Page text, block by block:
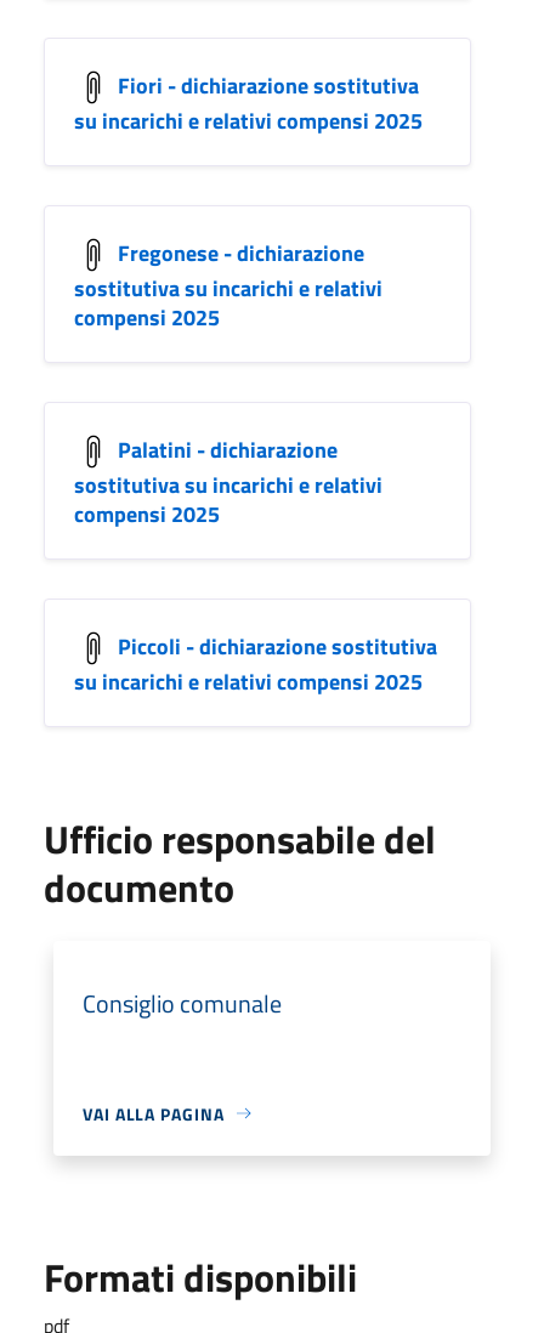
Fiori - dichiarazione sostitutiva
su incarichi e relativi compensi 2025
Fregonese - dichiarazione
sostitutiva su incarichi e relativi
compensi 2025
Palatini - dichiarazione
sostitutiva su incarichi e relativi
compensi 2025
Piccoli - dichiarazione sostitutiva
su incarichi e relativi compensi 2025
Ufficio responsabile del
documento
Consiglio comunale
VAI ALLA PAGINA
Formati disponibili
pdf